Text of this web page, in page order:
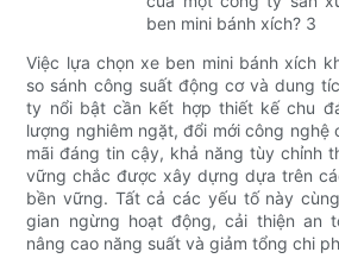
Việc lựa chọn xe ben mini bánh xích
so sánh công suất động cơ và dung
ty nổi bật cần kết hợp thiết kế chu
lượng nghiêm ngặt, đổi mới công nghệ
mãi đáng tin cậy, khả năng tùy chỉnh
vững chắc được xây dựng dựa trên
bền vững. Tất cả các yếu tố này
gian ngừng hoạt động, cải thiện an
nâng cao năng suất và giảm tổng chi